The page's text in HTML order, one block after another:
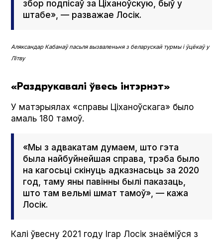
збор подпісаў за Ціханоўскую, быў у
штабе», — разважае Лосік.
Аляксандар Кабанаў пасьля вызваленьня з беларускай турмы і ўцёкаў у
Літву
«Раздрукавалі ўвесь інтэрнэт»
У матэрыялах «справы Ціханоўскага» было
амаль 180 тамоў.
«Мы з адвакатам думаем, што гэта
была найбуйнейшая справа, трэба было
на кагосьці скінуць адказнасьць за 2020
год, таму яны павінны былі паказаць,
што там вельмі шмат тамоў», — кажа
Лосік.
Калі ўвесну 2021 году Ігар Лосік знаёміўся з